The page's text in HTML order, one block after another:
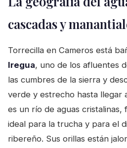
cascadas y
Torrecilla en Cameros está
Iregua, uno de los afluentes
las cumbres de la sierra y
verde y estrecho hasta llegar
es un río de aguas cristalinas,
ideal para la trucha y para el
ribereño. Sus orillas están